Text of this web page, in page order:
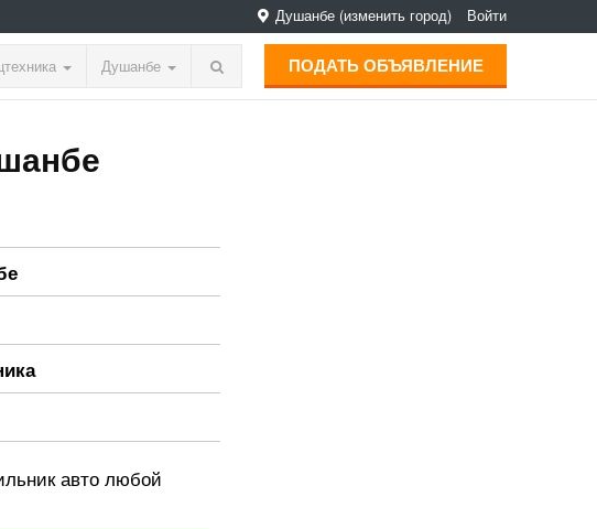
Душанбе (изменить город) Войти
Душанбе ПОДАТЬ ОБЪЯВЛЕНИЕ
авто любой